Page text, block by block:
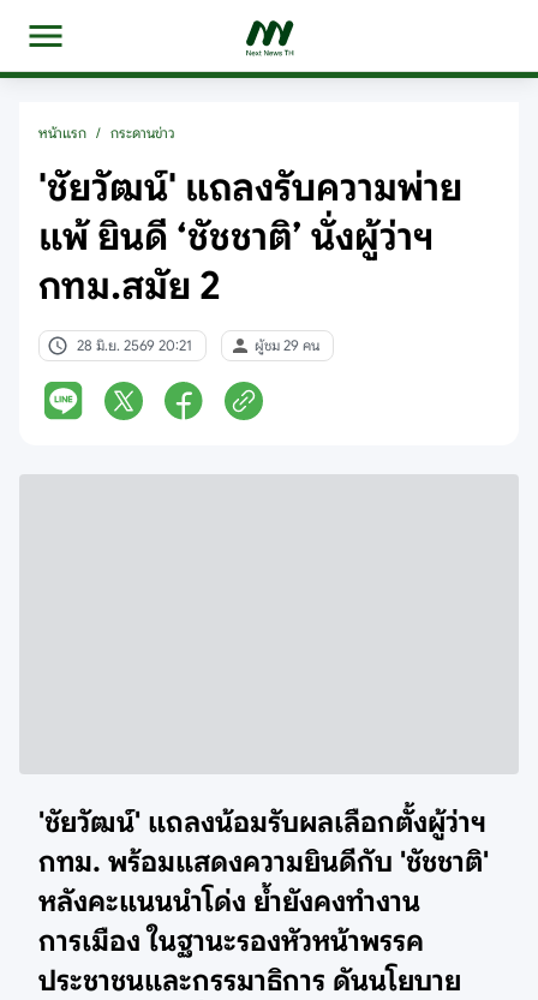
หน้าแรก / กระดานข่าว
'ชัยวัฒน์' แถลงรับความพ่าย
แพ้ ยินดี ‘ชัชชาติ’ นั่งผู้ว่าฯ
กทม.สมัย 2
28 มิ.ย. 2569 20:21 ผู้ชม 29 คน
'ชัยวัฒน์' แถลงน้อมรับผลเลือกตั้งผู้ว่าฯ
กทม. พร้อมแสดงความยินดีกับ 'ชัชชาติ'
หลังคะแนนนำโด่ง ย้ำยังคงทำงาน
การเมือง ในฐานะรองหัวหน้าพรรค
ประชาชนและกรรมาธิการ ดันนโยบาย